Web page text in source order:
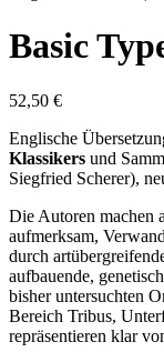
Basic
52,50 €
Englische
Klassikers und
Siegfried Scherer),
Die Autoren machen
aufmerksam,
durch
aufbauende,
bisher untersuchten
Bereich Tribus,
repräsentieren klar